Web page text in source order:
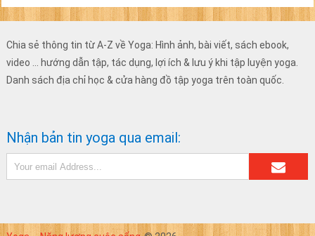
Chia sẻ thông tin từ A-Z về Yoga: Hình ảnh, bài viết, sách ebook,
video ... hướng dẫn tập, tác dụng, lợi ích & lưu ý khi tập luyện yoga.
Danh sách địa chỉ học & cửa hàng đồ tập yoga trên toàn quốc.
Nhận bản tin yoga qua email: